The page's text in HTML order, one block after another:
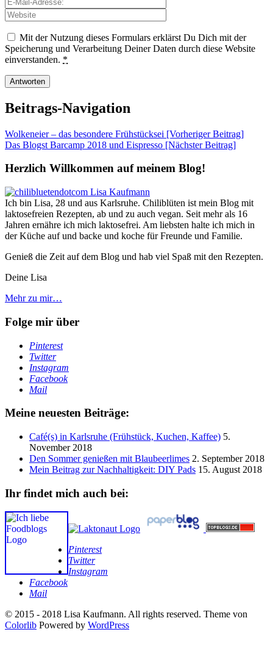
Mit der Nutzung dieses Formulars erklärst Du Dich mit der
Speicherung und Verarbeitung Deiner Daten durch diese Website
einverstanden. *
Beitrags-Navigation
Wolkeneier – das besondere Frühstücksei [Vorheriger Beitrag]
Das Blogst Barcamp 2018 und Eispresso [Nächster Beitrag]
Herzlich Willkommen auf meinem Blog!
Ich bin Lisa, 28 und aus Karlsruhe. Chiliblüten ist mein Blog mit
laktosefreien Rezepten, ab und zu auch vegan. Seit mehr als 16
Jahren ernähre ich mich laktosefrei. Am liebsten halte ich mich in
der Küche auf und backe und koche für Freunde und Familie.
Genieß die Zeit auf dem Blog und hab viel Spaß mit den Rezepten.
Deine Lisa
Mehr zu mir…
Folge mir über
Pinterest
Twitter
Instagram
Facebook
Mail
Meine neuesten Beiträge:
Café(s) in Karlsruhe (Frühstück, Kuchen, Kaffee) 5.
November 2018
Den Sommer genießen mit Blaubeerlimes 2. September 2018
Mein Beitrag zur Nachhaltigkeit: DIY Pads 15. August 2018
Ihr findet mich auch bei:
Pinterest
Twitter
Instagram
Facebook
Mail
© 2015 - 2018 Lisa Kaufmann. All rights reserved. Theme von
Colorlib Powered by WordPress